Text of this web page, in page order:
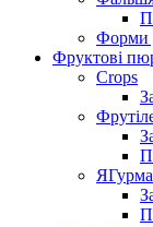
Форми
Фруктові
Crops